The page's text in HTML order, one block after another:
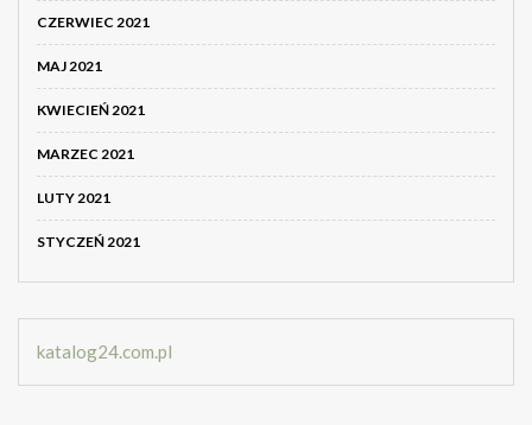
CZERWIEC 2021
MAJ 2021
KWIECIEŃ 2021
MARZEC 2021
LUTY 2021
STYCZEŃ 2021
katalog24.com.pl